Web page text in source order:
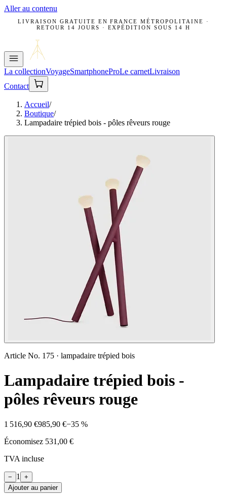
Aller au contenu
LIVRAISON GRATUITE EN FRANCE MÉTROPOLITAINE ·
RETOUR 14 JOURS · EXPÉDITION SOUS 14 H
La collectionVoyageSmartphoneProLe carnetLivraison
Contact
Accueil/
Boutique/
Lampadaire trépied bois - pôles rêveurs rouge
Article No. 175 · lampadaire trépied bois
Lampadaire trépied bois -
pôles rêveurs rouge
1 516,90 €985,90 €−35 %
Économisez 531,00 €
TVA incluse
− 1
+
Ajouter au panier